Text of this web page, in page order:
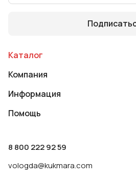
Каталог
Компания
Информация
Помощь
8 800 222 92 59
vologda@kukmara.com